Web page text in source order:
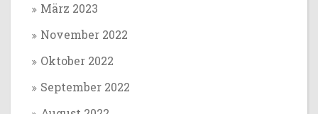
März 2023
November 2022
Oktober 2022
September 2022